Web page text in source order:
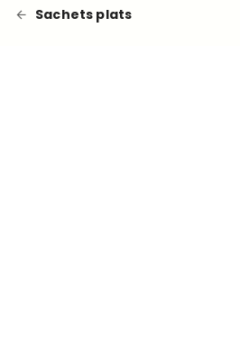
Sachets plats